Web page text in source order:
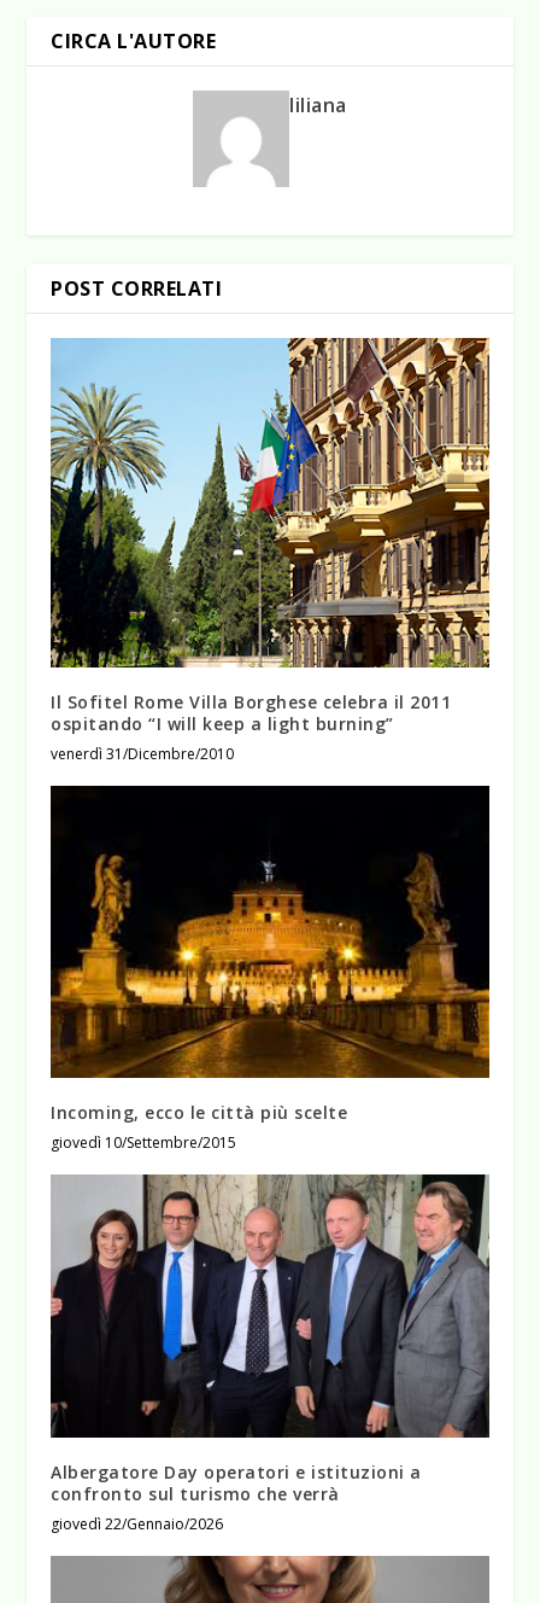
CIRCA L'AUTORE
liliana
POST CORRELATI
Il Sofitel Rome Villa Borghese celebra il 2011
ospitando “I will keep a light burning”
venerdì 31/Dicembre/2010
Incoming, ecco le città più scelte
giovedì 10/Settembre/2015
Albergatore Day operatori e istituzioni a
confronto sul turismo che verrà
giovedì 22/Gennaio/2026